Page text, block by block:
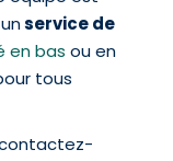
service de
en bas ou en
tous